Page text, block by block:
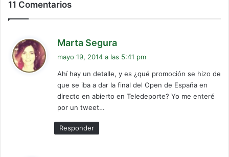
11 Comentarios
Marta Segura
e
:
mayo 19, 2014 a las 5:41 pm
Ahí hay un detalle, y es ¿qué promoción se hizo de
que se iba a dar la final del Open de España en
directo en abierto en Teledeporte? Yo me enteré
por un tweet…
Responder